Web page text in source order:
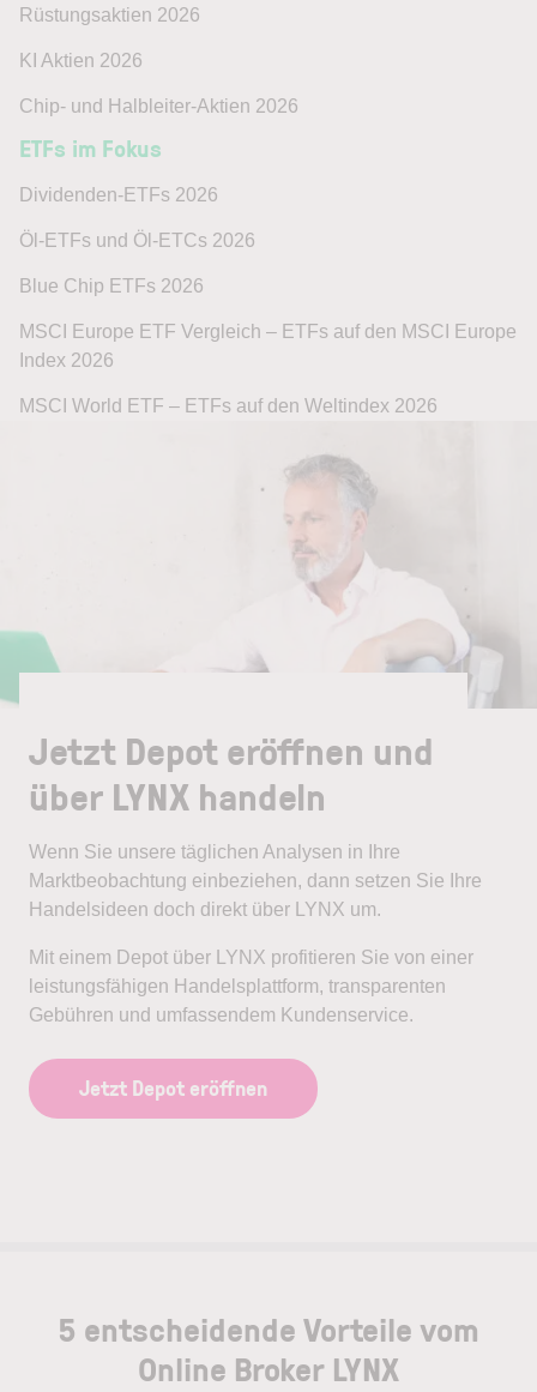
Rüstungsaktien 2026
KI Aktien 2026
Chip- und Halbleiter-Aktien 2026
ETFs im Fokus
Dividenden-ETFs 2026
Öl-ETFs und Öl-ETCs 2026
Blue Chip ETFs 2026
MSCI Europe ETF Vergleich – ETFs auf den MSCI Europe
Index 2026
MSCI World ETF – ETFs auf den Weltindex 2026
Jetzt Depot eröffnen und
über LYNX handeln
Wenn Sie unsere täglichen Analysen in Ihre
Marktbeobachtung einbeziehen, dann setzen Sie Ihre
Handelsideen doch direkt über LYNX um.
Mit einem Depot über LYNX profitieren Sie von einer
leistungsfähigen Handelsplattform, transparenten
Gebühren und umfassendem Kundenservice.
Jetzt Depot eröffnen
5 entscheidende Vorteile vom
Online Broker LYNX